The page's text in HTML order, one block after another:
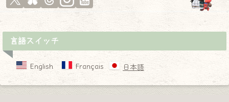
言語スイッチ
English Français 日本語